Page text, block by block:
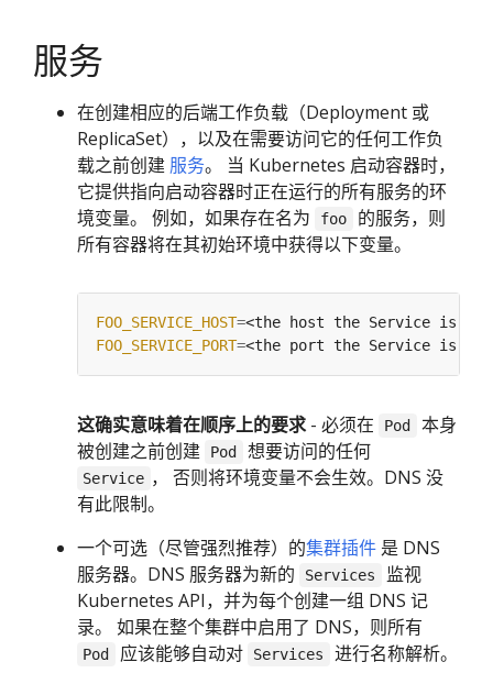
服务
在创建相应的后端工作负载（Deployment 或
ReplicaSet），以及在需要访问它的任何工作负
载之前创建 服务。 当 Kubernetes 启动容器时，
它提供指向启动容器时正在运行的所有服务的环
境变量。 例如，如果存在名为
foo
的服务，则
所有容器将在其初始环境中获得以下变量。
FOO_SERVICE_HOST=
FOO_SERVICE_PORT=
这确实意味着在顺序上的要求 - 必须在 Pod
本身
被创建之前创建
Pod 想要访问的任何
Service ， 否则将环境变量不会生效。DNS 没
有此限制。
一个可选（尽管强烈推荐）的集群插件 是 DNS
服务器。DNS 服务器为新的
Services
监视
Kubernetes API，并为每个创建一组 DNS 记
录。 如果在整个集群中启用了 DNS，则所有
Pod 应该能够自动对 Services
进行名称解析。